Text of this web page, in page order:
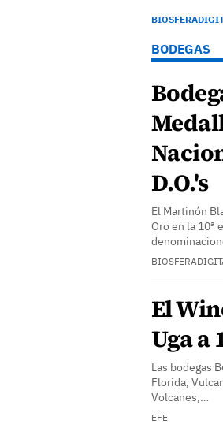
BODEGAS
D.O.'s
El Martinón
Oro en la 10ª
El
Uga a
Las bodegas
Florida,
Volcanes,…
EFE